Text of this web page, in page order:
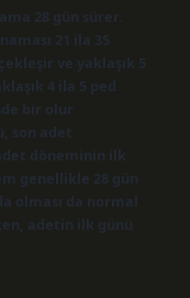
28 gün sürer.
21 ila 35
ve yaklaşık 5
4 ila 5 ped
bir olur
son adet
döneminin ilk
genellikle 28 gün
olması da normal
adetin ilk günü